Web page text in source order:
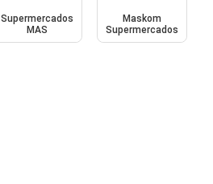
Supermercados
MAS
Maskom
Supermercados